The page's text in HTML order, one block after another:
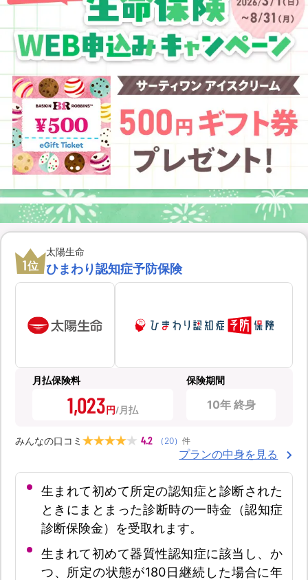
イオンカード会員さま専用保険
1位
太陽生命
ひまわり認知症予防保険
月払保険料
1,023円
保険期間
10年 終身
みんなの口コミ 4.2 （ 20） 件
プランの中身を見る
生まれて初めて所定の認知症と診断された
ときにまとまった診断時の一時金（認知症
診断保険金）を受取れます。
生まれて初めて器質性認知症に該当し、か
つ、所定の状態が180日継続した場合に年